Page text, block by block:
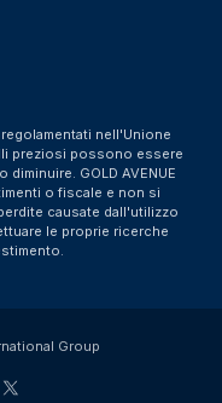
nell'Unione
preziosi possono essere
GOLD AVENUE
o fiscale e non si
causate dall'utilizzo
le proprie ricerche
Group